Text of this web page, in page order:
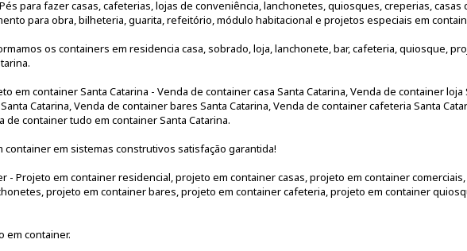
Pés para fazer casas, cafeterias, lojas de conveniência, lanchonetes, quiosques, creperias, casas
para obra, bilheteria, guarita, refeitório, módulo habitacional e projetos especiais em
os containers em residencia casa, sobrado, loja, lanchonete, bar, cafeteria, quiosque,
em container Santa Catarina - Venda de container casa Santa Catarina, Venda de container loja
Catarina, Venda de container bares Santa Catarina, Venda de container cafeteria Santa
container tudo em container Santa Catarina.
container em sistemas construtivos satisfação garantida!
- Projeto em container residencial, projeto em container casas, projeto em container
projeto em container bares, projeto em container cafeteria, projeto em container
em container.